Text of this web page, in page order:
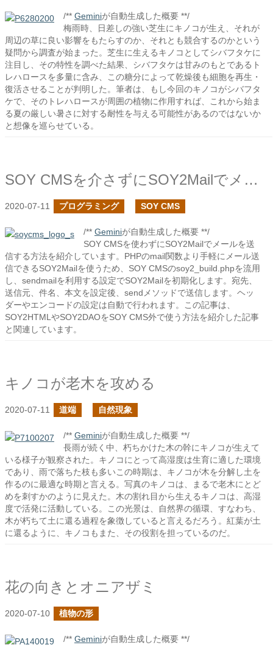
/** Geminiが自動生成した概要 **/
梅雨時、日差しの強い芝生にキノコが生え、それが
周辺の草に良い影響をもたらすのか、それとも競合するのかという
疑問から調査が始まった。芝生に生えるキノコとしてシバフタケに
注目し、その特性を調べた結果、シバフタケは甘みのもとであるト
レハロースを多量に含み、この糖分によって乾燥後も細胞を再生・
復活させることが判明した。筆者は、もし今回のキノコがシバフタ
ケで、そのトレハロースが周囲の植物に作用すれば、これから始ま
る夏の厳しい暑さに対する耐性を与える可能性があるのではないか
と想像を巡らせている。
SOY CMSを介さずにSOY2Mailでメールを送信してみる
2020-07-11 プログラミング SOY CMS
/** Geminiが自動生成した概要 **/
SOY CMSを使わずにSOY2Mailでメールを送
信する方法を紹介しています。PHPのmail関数より手軽にメール送
信できるSOY2Mailを使うため、SOY CMSのsoy2_build.phpを流用
し、sendmailを利用する設定でSOY2Mailを初期化します。宛先、
送信元、件名、本文を設定後、sendメソッドで送信します。ヘッ
ダーやエンコードの設定は自動で行われます。この記事は、
SOY2HTMLやSOY2DAOをSOY CMS外で使う方法を紹介した記事
と関連しています。
キノコが老木を攻める
2020-07-11 道端 自然現象
/** Geminiが自動生成した概要 **/
長雨が続く中、朽ちかけた木の幹にキノコが生えて
いる様子が観察された。キノコにとって高湿度は生育に適した環境
であり、雨で落ちた枝も多いこの時期は、キノコが木を分解し土を
作るのに最適な時期と言える。写真のキノコは、まるで老木にとど
めを刺すかのように見えた。木の割れ目から生えるキノコは、高湿
度で活発に活動している。この光景は、自然界の循環、すなわち、
木が朽ちて土に還る過程を象徴していると言えるだろう。紅葉が土
に還るように、キノコもまた、その役割を担っているのだ。
花の向きとオニアザミ
2020-07-10 植物の形
/** Geminiが自動生成した概要 **/